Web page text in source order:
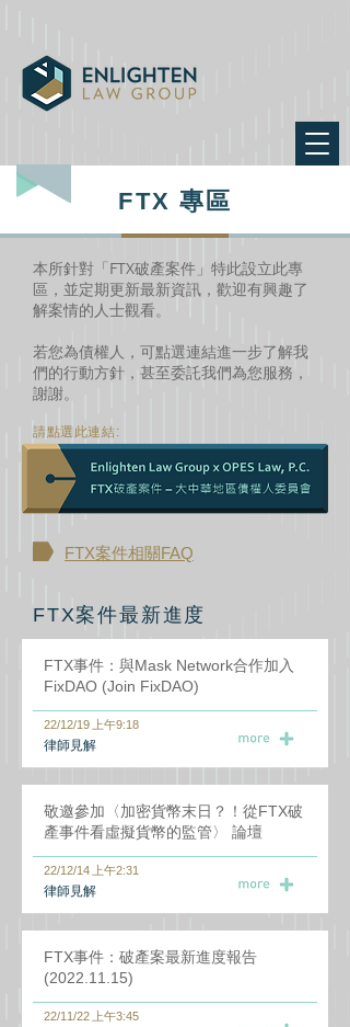
FTX 專區
本所針對「FTX破產案件」特此設立此專
區，並定期更新最新資訊，歡迎有興趣了
解案情的人士觀看。
若您為債權人，可點選連結進一步了解我
們的行動方針，甚至委託我們為您服務，
謝謝。
​請點選此連結:
FTX案件相關FAQ
FTX案件最新進度
FTX事件：與Mask Network合作加入
FixDAO (Join FixDAO)
22/12/19 上午9:18
​律師見解
敬邀參加〈加密貨幣末日？！從FTX破
產事件看虛擬貨幣的監管〉 論壇
22/12/14 上午2:31
​律師見解
FTX事件：破產案最新進度報告
(2022.11.15)
22/11/22 上午3:45